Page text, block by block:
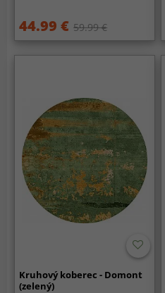
44.99 € 59.99 €
Kruhový koberec - Domont
(zelený)